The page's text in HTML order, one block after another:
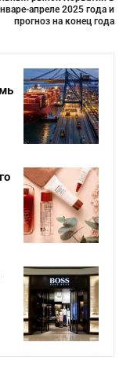
апреле 2025 года и
прогноз на конец года